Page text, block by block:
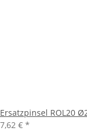
Ersatzpinsel ROL20
7,62 € *